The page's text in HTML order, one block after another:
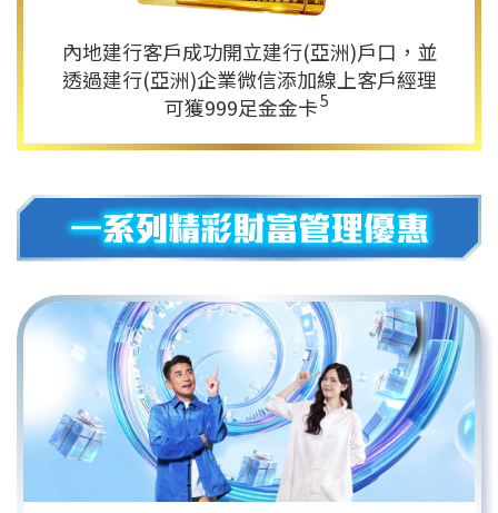
內地建行客戶成功開立建行(亞洲)戶口，並
透過建行(亞洲)企業微信添加線上客戶經理
可獲999足金金卡5